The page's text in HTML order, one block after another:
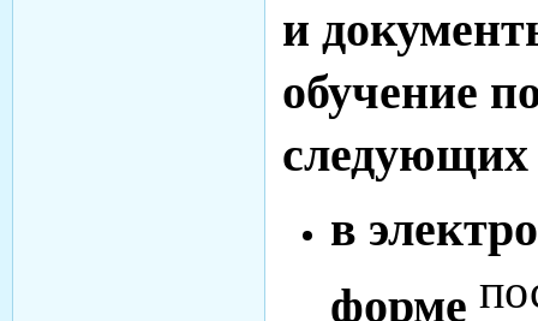
и
обучение
следующих
в
форме